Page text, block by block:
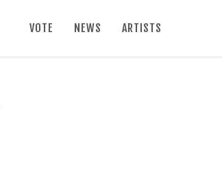
VOTE NEWS ARTISTS